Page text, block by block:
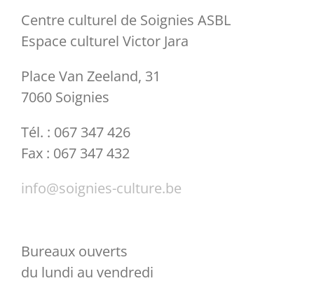
Centre culturel de Soignies ASBL
Espace culturel Victor Jara
Place Van Zeeland, 31
7060 Soignies
Tél. : 067 347 426
Fax : 067 347 432
info@soignies-culture.be
Bureaux ouverts
du lundi au vendredi